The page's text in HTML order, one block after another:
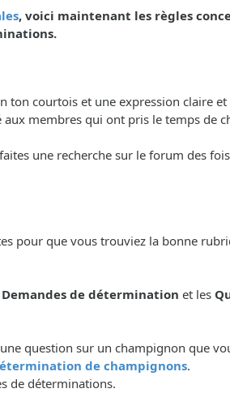
, voici maintenant les règles
ton courtois et une expression claire
membres qui ont pris le temps de
une recherche sur le forum des
pour que vous trouviez la bonne
Demandes de détermination et les
question sur un champignon que
de champignons.
de déterminations.